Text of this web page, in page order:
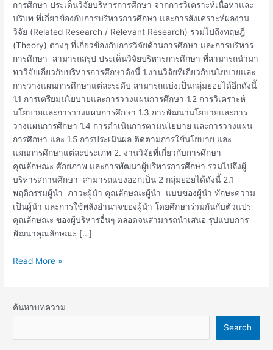
การศึกษา ประเด็นวิจัยบริหารการศึกษา จากการวิเคราะห์เนื้อหาและ
บริบท ที่เกี่ยวข้องกับการบริหารการศึกษา และการสังเคราะห์ผลงาน
วิจัย (Related Research / Relevant Research) รวมไปถึงทฤษฎี
(Theory) ต่างๆ ที่เกี่ยวข้องกับการวิจัยด้านการศึกษา และการบริหาร
การศึกษา สามารถสรุป ประเด็นวิจัยบริหารการศึกษา ที่สามารถนำมา
ทาวิจัยเกี่ยวกับบริหารการศึกษาดังนี้ 1.งานวิจัยที่เกี่ยวกับนโยบายและ
การวางแผนการศึกษาแต่ละระดับ สามารถแบ่งเป็นกลุ่มย่อยได้อีกดังนี้
1.1 การเตรียมนโยบายและการวางแผนการศึกษา 1.2 การวิเคราะห์
นโยบายและการวางแผนการศึกษา 1.3 การพัฒนานโยบายและการ
วางแผนการศึกษา 1.4 การดำเนินการตามนโยบาย และการวางแผน
การศึกษา และ 1.5 การประเมินผล ติดตามการใช้นโยบาย และ
แผนการศึกษาแต่ละประเภท 2. งานวิจัยที่เกี่ยวกับการศึกษา
คุณลักษณะ ศักยภาพ และการพัฒนาผู้บริหารการศึกษา รวมไปถึงผู้
บริหารสถานศึกษา สามารถแบ่งออกเป็น 2 กลุ่มย่อยได้ดังนี้ 2.1
พฤติกรรมผู้นำ ภาวะผู้นำ คุณลักษณะผู้นำ แบบของผู้นำ ทักษะความ
เป็นผู้นำ และการใช้พลังอำนาจของผู้นำ โดยศึกษาร่วมกันกับตัวแปร
คุณลักษณะ ของผู้บริหารอื่นๆ ตลอดจนสามารถนำเสนอ รุปแบบการ
พัฒนาคุณลักษณะ […]
Read More »
ค้นหาบทความ
Search